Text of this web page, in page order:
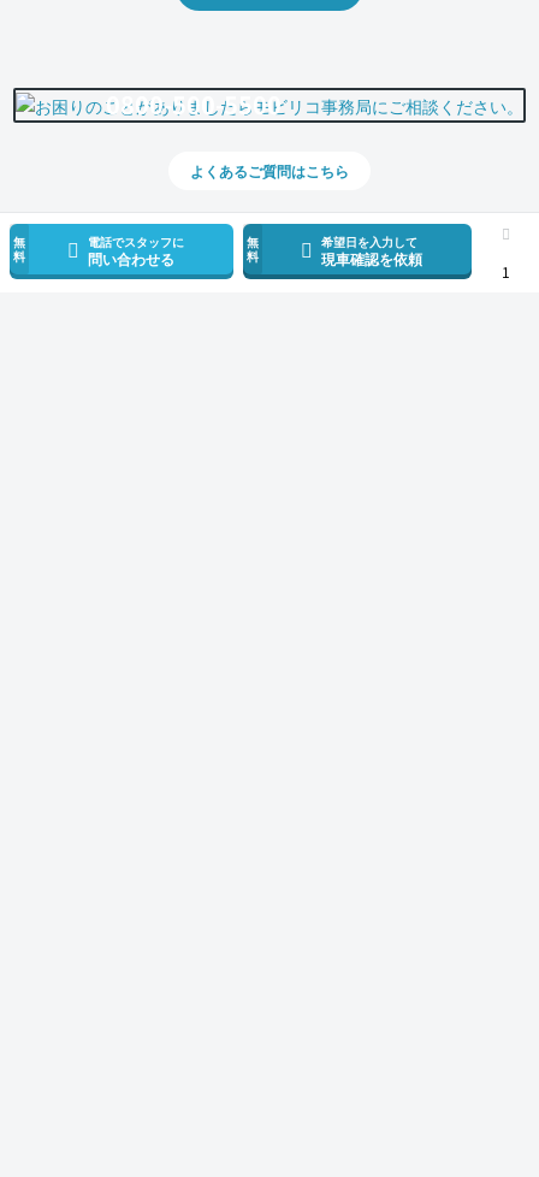
無
料
電話でスタッフに
問い合わせる
無
料
希望日を入力して
現車確認を依頼
1
0800-500-5500
よくあるご質問はこちら